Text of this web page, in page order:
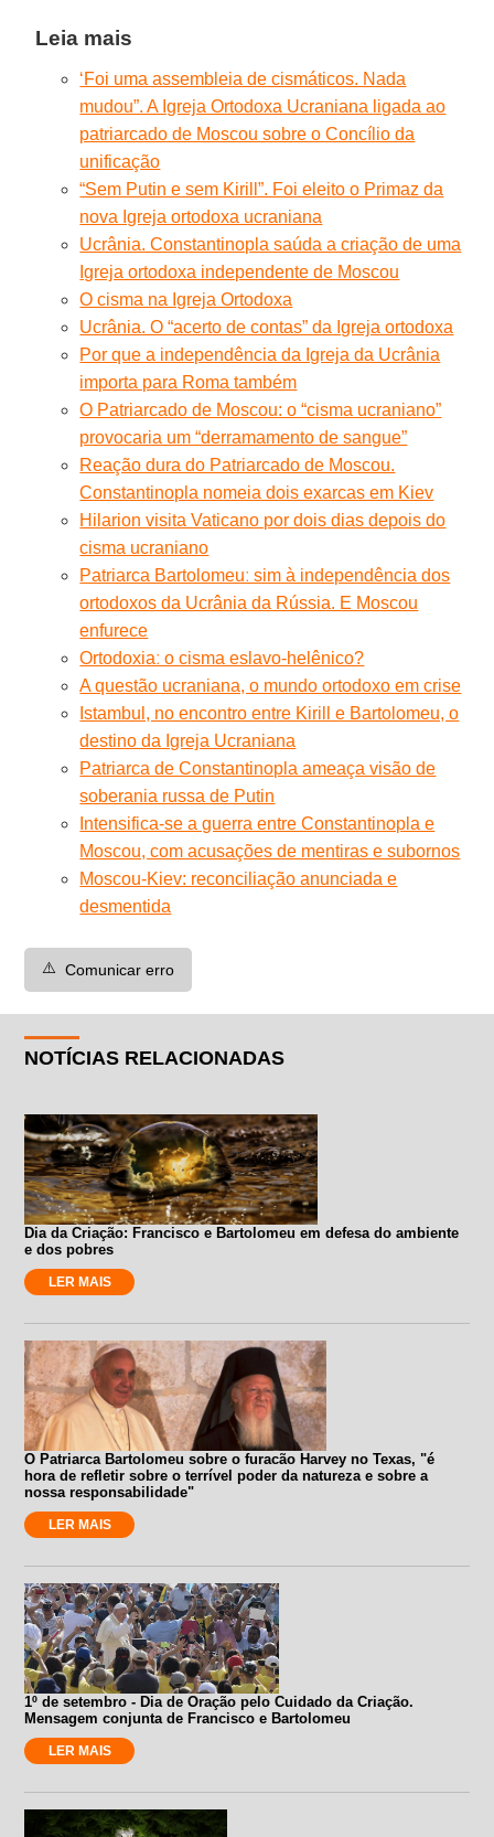
Leia mais
‘Foi uma assembleia de cismáticos. Nada
mudou”. A Igreja Ortodoxa Ucraniana ligada ao
patriarcado de Moscou sobre o Concílio da
unificação
“Sem Putin e sem Kirill”. Foi eleito o Primaz da
nova Igreja ortodoxa ucraniana
Ucrânia. Constantinopla saúda a criação de uma
Igreja ortodoxa independente de Moscou
O cisma na Igreja Ortodoxa
Ucrânia. O “acerto de contas” da Igreja ortodoxa
Por que a independência da Igreja da Ucrânia
importa para Roma também
O Patriarcado de Moscou: o “cisma ucraniano”
provocaria um “derramamento de sangue”
Reação dura do Patriarcado de Moscou.
Constantinopla nomeia dois exarcas em Kiev
Hilarion visita Vaticano por dois dias depois do
cisma ucraniano
Patriarca Bartolomeuː sim à independência dos
ortodoxos da Ucrânia da Rússia. E Moscou
enfurece
Ortodoxiaː o cisma eslavo-helênico?
A questão ucraniana, o mundo ortodoxo em crise
Istambul, no encontro entre Kirill e Bartolomeu, o
destino da Igreja Ucraniana
Patriarca de Constantinopla ameaça visão de
soberania russa de Putin
Intensifica-se a guerra entre Constantinopla e
Moscou, com acusações de mentiras e subornos
Moscou-Kiev: reconciliação anunciada e
desmentida
⚠️ Comunicar erro
NOTÍCIAS RELACIONADAS
Dia da Criação: Francisco e Bartolomeu em defesa do ambiente
e dos pobres
LER MAIS
O Patriarca Bartolomeu sobre o furacão Harvey no Texas, "é
hora de refletir sobre o terrível poder da natureza e sobre a
nossa responsabilidade"
LER MAIS
1º de setembro - Dia de Oração pelo Cuidado da Criação.
Mensagem conjunta de Francisco e Bartolomeu
LER MAIS